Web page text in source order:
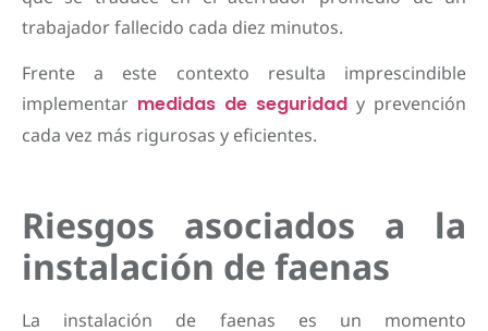
trabajador fallecido cada diez minutos.
Frente a este contexto resulta imprescindible
implementar medidas de seguridad y prevención
cada vez más rigurosas y eficientes.
Riesgos asociados a la
instalación de faenas
La instalación de faenas es un momento